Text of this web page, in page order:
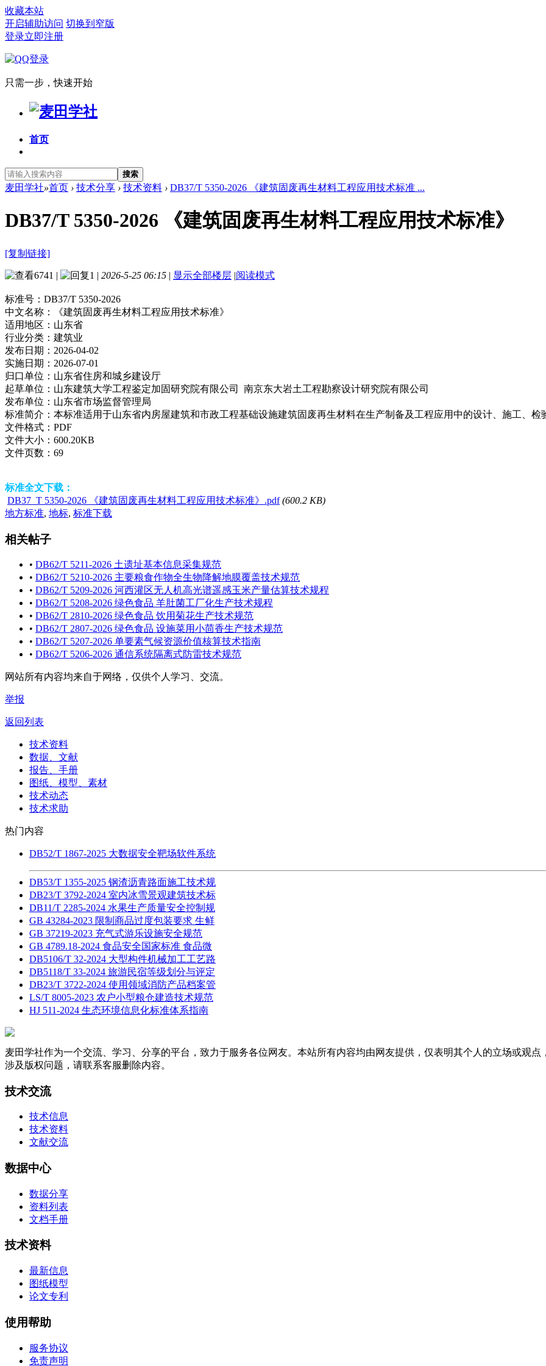
收藏本站
开启辅助访问 切换到窄版
登录立即注册
只需一步，快速开始
首页
搜索
麦田学社»首页 › 技术分享 › 技术资料 › DB37/T 5350-2026 《建筑固废再生材料工程应用技术标准 ...
DB37/T 5350-2026 《建筑固废再生材料工程应用技术标准》
[复制链接]
6741 | 1 | 2026-5-25 06:15 | 显示全部楼层 |阅读模式
标准号： DB37/T 5350-2026
中文名称：
《建筑固废再生材料工程应用技术标准》
适用地区： 山东省
行业分类： 建筑业
发布日期： 2026-04-02
实施日期： 2026-07-01
归口单位： 山东省住房和城乡建设厅
起草单位： 山东建筑大学工程鉴定加固研究院有限公司 南京东大岩土工程勘察设计研究院有限公司
发布单位： 山东省市场监督管理局
标准简介： 本标准适用于山东省内房屋建筑和市政工程基础设施建筑固废再生材料在生产制备及工程应用中的设计、施工、检
文件格式： PDF
文件大小： 600.20KB
文件页数： 69
标准全文下载：
DB37_T 5350-2026 《建筑固废再生材料工程应用技术标准》.pdf (600.2 KB)
地方标准, 地标, 标准下载
相关帖子
• DB62/T 5211-2026 土遗址基本信息采集规范
• DB62/T 5210-2026 主要粮食作物全生物降解地膜覆盖技术规范
• DB62/T 5209-2026 河西灌区无人机高光谱遥感玉米产量估算技术规程
• DB62/T 5208-2026 绿色食品 羊肚菌工厂化生产技术规程
• DB62/T 2810-2026 绿色食品 饮用菊花生产技术规范
• DB62/T 2807-2026 绿色食品 设施菜用小茴香生产技术规范
• DB62/T 5207-2026 单要素气候资源价值核算技术指南
• DB62/T 5206-2026 通信系统隔离式防雷技术规范
网站所有内容均来自于网络，仅供个人学习、交流。
举报
返回列表
技术资料
数据、文献
报告、手册
图纸、模型、素材
技术动态
技术求助
热门内容
DB52/T 1867-2025 大数据安全靶场软件系统
DB53/T 1355-2025 钢渣沥青路面施工技术规
DB23/T 3792-2024 室内冰雪景观建筑技术标
DB11/T 2285-2024 水果生产质量安全控制规
GB 43284-2023 限制商品过度包装要求 生鲜
GB 37219-2023 充气式游乐设施安全规范
GB 4789.18-2024 食品安全国家标准 食品微
DB5106/T 32-2024 大型构件机械加工工艺路
DB5118/T 33-2024 旅游民宿等级划分与评定
DB23/T 3722-2024 使用领域消防产品档案管
LS/T 8005-2023 农户小型粮仓建造技术规范
HJ 511-2024 生态环境信息化标准体系指南
麦田学社作为一个交流、学习、分享的平台，致力于服务各位网友。本站所有内容均由网友提供，仅表明其个人的立场或观
涉及版权问题，请联系客服删除内容。
技术交流
技术信息
技术资料
文献交流
数据中心
数据分享
资料列表
文档手册
技术资料
最新信息
图纸模型
论文专利
使用帮助
服务协议
免责声明